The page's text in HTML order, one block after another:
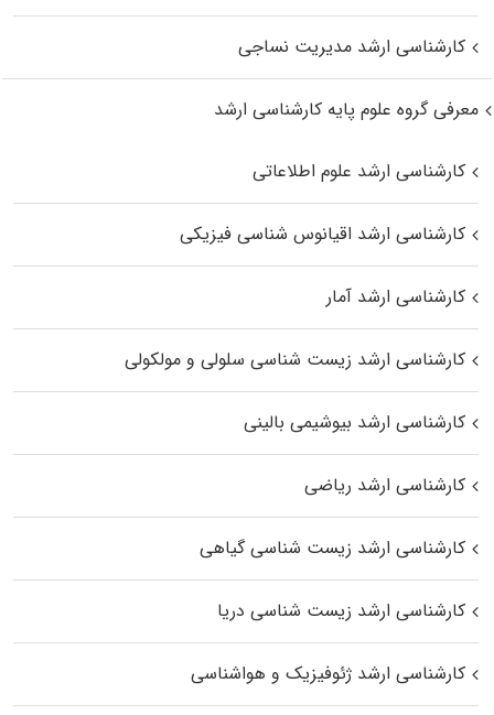
کارشناسی ارشد مدیریت نساجی
معرفی گروه علوم پایه کارشناسی ارشد
کارشناسی ارشد علوم اطلاعاتی
کارشناسی ارشد اقیانوس‌ شناسی فیزیکی
کارشناسی ارشد آمار
کارشناسی ارشد زیست شناسی سلولی و مولکولی
کارشناسی ارشد بیوشیمی بالینی
کارشناسی ارشد ریاضی
کارشناسی ارشد زیست‌ شناسی گیاهی
کارشناسی ارشد زیست‌ شناسی دریا
کارشناسی ارشد ژئوفیزیک و هواشناسی